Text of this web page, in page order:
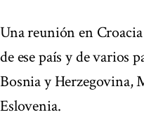
Una reunión en
de ese país y de varios
Bosnia y Herzegovina,
Eslovenia.